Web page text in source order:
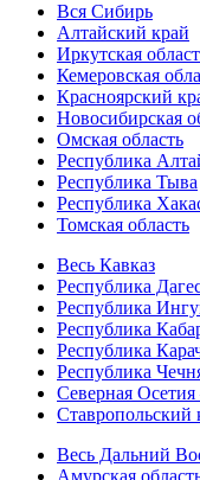
Вся Сибирь
Алтайский край
Иркутская
Кемеровская
Красноярский
Новосибирская
Омская область
Республика
Республика Тыва
Республика
Томская область
Весь Кавказ
Республика
Республика
Республика
Республика
Республика
Северная
Ставропольский
Весь Дальний
Амурская